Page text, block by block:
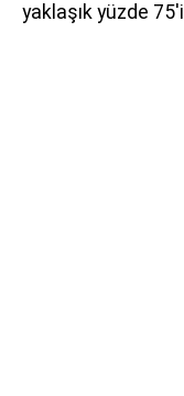
yaklaşık yüzde